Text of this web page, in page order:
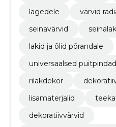
lagedele
värvid
seinavärvid
lakid ja õlid põrandale
universaalsed
rilakdekor
lisamaterjalid
dekoratiivvärvid